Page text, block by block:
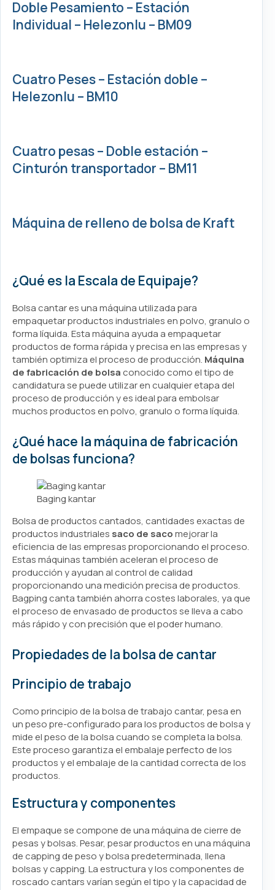
Doble Pesamiento – Estación
Individual – Helezonlu – BM09
Cuatro Peses – Estación doble –
Helezonlu – BM10
Cuatro pesas – Doble estación –
Cinturón transportador – BM11
Máquina de relleno de bolsa de Kraft
¿Qué es la Escala de Equipaje?
Bolsa cantar es una máquina utilizada para
empaquetar productos industriales en polvo, granulo o
forma líquida. Esta máquina ayuda a empaquetar
productos de forma rápida y precisa en las empresas y
también optimiza el proceso de producción. Máquina
de fabricación de bolsa conocido como el tipo de
candidatura se puede utilizar en cualquier etapa del
proceso de producción y es ideal para embolsar
muchos productos en polvo, granulo o forma líquida.
¿Qué hace la máquina de fabricación
de bolsas funciona?
Baging kantar
Bolsa de productos cantados, cantidades exactas de
productos industriales saco de sacomejorar la
eficiencia de las empresas proporcionando el proceso.
Estas máquinas también aceleran el proceso de
producción y ayudan al control de calidad
proporcionando una medición precisa de productos.
Bagping canta también ahorra costes laborales, ya que
el proceso de envasado de productos se lleva a cabo
más rápido y con precisión que el poder humano.
Propiedades de la bolsa de cantar
Principio de trabajo
Como principio de la bolsa de trabajo cantar, pesa en
un peso pre-configurado para los productos de bolsa y
mide el peso de la bolsa cuando se completa la bolsa.
Este proceso garantiza el embalaje perfecto de los
productos y el embalaje de la cantidad correcta de los
productos.
Estructura y componentes
El empaque se compone de una máquina de cierre de
pesas y bolsas. Pesar, pesar productos en una máquina
de capping de peso y bolsa predeterminada, llena
bolsas y capping. La estructura y los componentes de
roscado cantars varían según el tipo y la capacidad de